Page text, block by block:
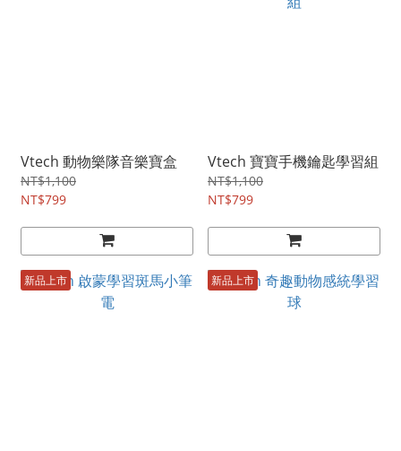
Vtech 動物樂隊音樂寶盒
NT$1,100
NT$799
Vtech 寶寶手機鑰匙學習組
NT$1,100
NT$799
新品上市 新品上市